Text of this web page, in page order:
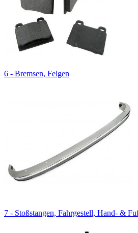
6 - Bremsen, Felgen
7 - Stoßstangen, Fahrgestell, Hand- &